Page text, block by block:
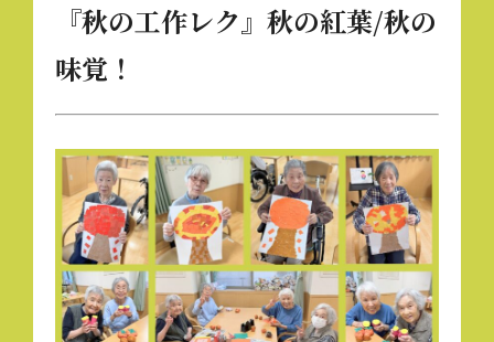
『秋の工作レク』秋の紅葉/秋の
味覚！